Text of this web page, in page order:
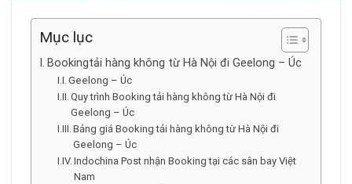
Mục lục
Bookingtải hàng không từ Hà Nội đi Geelong – Úc
Geelong – Úc
Quy trình Booking tải hàng không từ Hà Nội đi
Geelong – Úc
Bảng giá Booking tải hàng không từ Hà Nội đi
Geelong – Úc
Indochina Post nhận Booking tại các sân bay Việt
Nam